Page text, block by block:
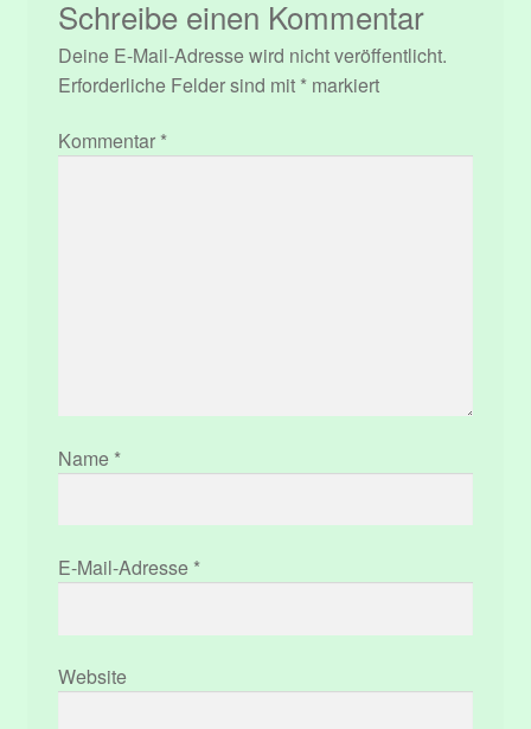
Schreibe einen Kommentar
Deine E-Mail-Adresse wird nicht veröffentlicht.
Erforderliche Felder sind mit *markiert
Kommentar *
Name *
E-Mail-Adresse *
Website